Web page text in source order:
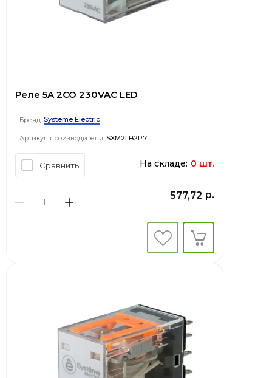
Реле 5A 2CO 230VAC LED
Бренд Systeme Electric
Артикул производителя SXM2LB2P7
Сравнить На складе: 0 шт.
577,72 р.